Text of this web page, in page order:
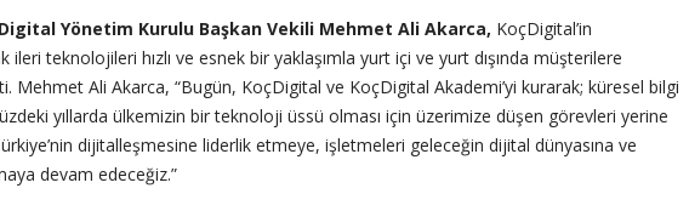
Yönetim Kurulu Başkan Vekili Mehmet Ali Akarca, KoçDigital’in
ileri teknolojileri hızlı ve esnek bir yaklaşımla yurt içi ve yurt dışında müşterilere
Mehmet Ali Akarca, “Bugün, KoçDigital ve KoçDigital Akademi’yi kurarak; küresel bilgi
yıllarda ülkemizin bir teknoloji üssü olması için üzerimize düşen görevleri yerine
dijitalleşmesine liderlik etmeye, işletmeleri geleceğin dijital dünyasına ve
devam edeceğiz.”